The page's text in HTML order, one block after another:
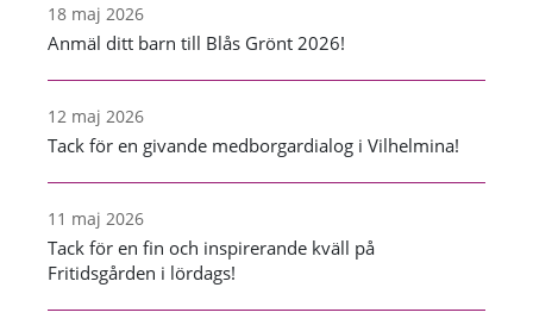
18 maj 2026
Anmäl ditt barn till Blås Grönt 2026!
12 maj 2026
Tack för en givande medborgardialog i Vilhelmina!
11 maj 2026
Tack för en fin och inspirerande kväll på
Fritidsgården i lördags!